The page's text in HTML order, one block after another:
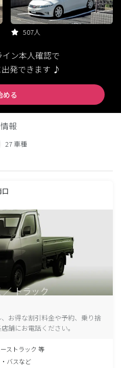
507人
ン本人確認で
発できます ♪
める
報
27 車種
口
お得な割引料金や予約、乗り捨
舗にお電話ください。
ストラック 等
バスなど